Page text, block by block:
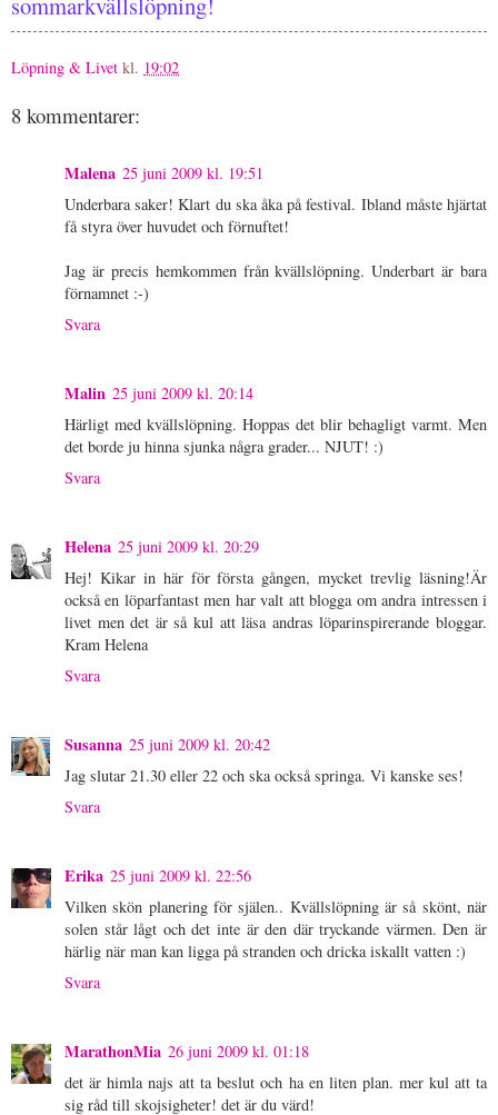
Löpning & Livet kl. 19:02
8 kommentarer:
Malena 25 juni 2009 kl. 19:51
Underbara saker! Klart du ska åka på festival. Ibland måste hjärtat
få styra över huvudet och förnuftet!
Jag är precis hemkommen från kvällslöpning. Underbart är bara
förnamnet :-)
Svara
Malin 25 juni 2009 kl. 20:14
Härligt med kvällslöpning. Hoppas det blir behagligt varmt. Men
det borde ju hinna sjunka några grader... NJUT! :)
Svara
Helena 25 juni 2009 kl. 20:29
Hej! Kikar in här för första gången, mycket trevlig läsning!Är
också en löparfantast men har valt att blogga om andra intressen i
livet men det är så kul att läsa andras löparinspirerande bloggar.
Kram Helena
Svara
Susanna 25 juni 2009 kl. 20:42
Jag slutar 21.30 eller 22 och ska också springa. Vi kanske ses!
Svara
Erika 25 juni 2009 kl. 22:56
Vilken skön planering för själen.. Kvällslöpning är så skönt, när
solen står lågt och det inte är den där tryckande värmen. Den är
härlig när man kan ligga på stranden och dricka iskallt vatten :)
Svara
MarathonMia 26 juni 2009 kl. 01:18
det är himla najs att ta beslut och ha en liten plan. mer kul att ta
sig råd till skojsigheter! det är du värd!